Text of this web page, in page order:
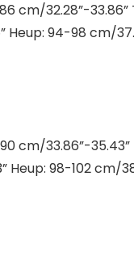
cm/32.28”-33.86”
Heup: 94-98 cm/
cm/33.86”-35.43”
Heup: 98-102 cm/